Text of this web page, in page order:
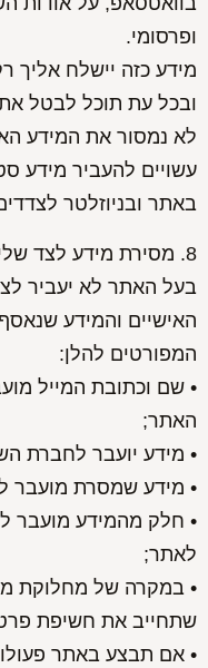
ופרסומי.
מידע כזה יישלח
ובכל עת תוכל לבטל
לא נמסור את המידע
עשויים להעביר מידע
באתר ובניוזלטר
8. מסירת מידע לצד שלישי –
בעל האתר לא יעביר
האישיים והמידע
המפורטים להלן:
• שם וכתובת המייל
האתר;
• מידע יועבר לחברת
• מידע שמסרת מועבר
• חלק מהמידע מועבר
לאתר;
• במקרה של מחלוקת
שתחייב את חשיפת
• אם תבצע באתר